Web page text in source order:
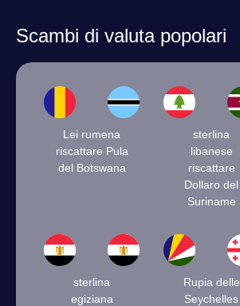
Scambi di valuta popolari
Lei rumena
riscattare Pula
del Botswana
sterlina
libanese
riscattare
Dollaro del
Suriname
sterlina
egiziana
Rupia delle
Seychelles